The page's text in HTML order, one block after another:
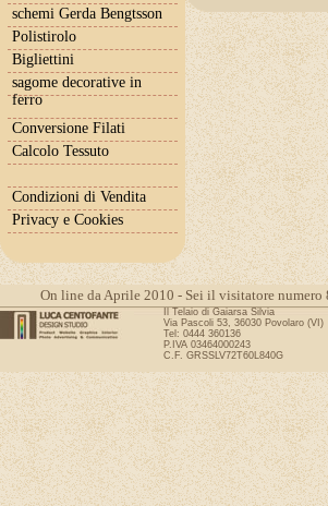
schemi Gerda Bengtsson
Polistirolo
Bigliettini
sagome decorative in
ferro
Conversione Filati
Calcolo Tessuto
Condizioni di Vendita
Privacy e Cookies
On line da Aprile 2010 - Sei il visitatore numero
Il Telaio di Gaiarsa Silvia
Via Pascoli 53, 36030 Povolaro (VI)
Tel: 0444 360136
P.IVA 03464000243
C.F. GRSSLV72T60L840G